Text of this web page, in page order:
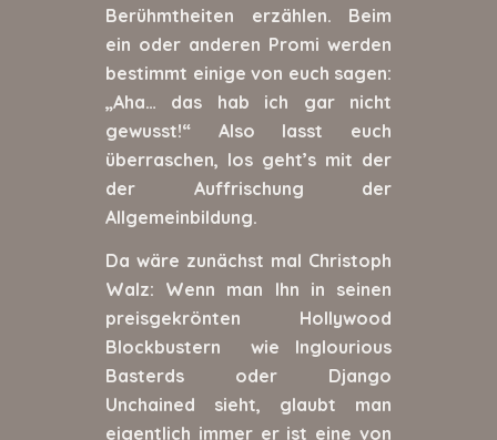
Berühmtheiten erzählen. Beim
ein oder anderen Promi werden
bestimmt einige von euch sagen:
„Aha… das hab ich gar nicht
gewusst!“ Also lasst euch
überraschen, los geht’s mit der
der Auffrischung der
Allgemeinbildung.
Da wäre zunächst mal Christoph
Walz: Wenn man Ihn in seinen
preisgekrönten Hollywood
Blockbustern wie Inglourious
Basterds oder Django
Unchained sieht, glaubt man
eigentlich immer er ist eine von